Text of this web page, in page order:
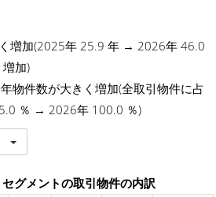
増加(2025年 25.9 年 → 2026年 46.0
加)
物件数が大きく増加(全取引物件に占
％ → 2026年 100.0 ％)
セグメントの取引物件の内訳